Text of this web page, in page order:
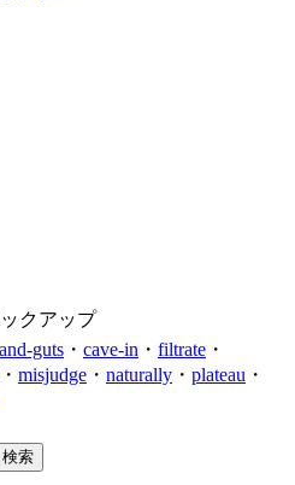
クアップ
guts ・ cave-in ・ filtrate ・
・ misjudge ・ naturally ・ plateau ・